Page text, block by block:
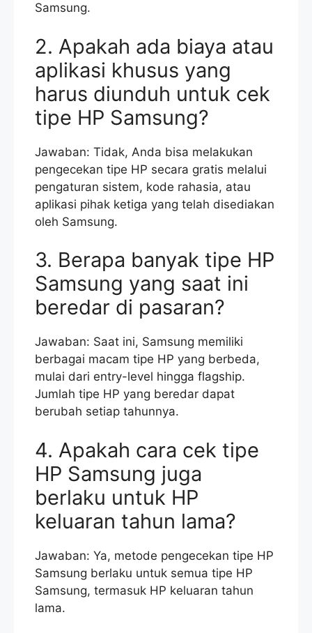
Samsung.
2. Apakah ada biaya atau
aplikasi khusus yang
harus diunduh untuk cek
tipe HP Samsung?
Jawaban: Tidak, Anda bisa melakukan
pengecekan tipe HP secara gratis melalui
pengaturan sistem, kode rahasia, atau
aplikasi pihak ketiga yang telah disediakan
oleh Samsung.
3. Berapa banyak tipe HP
Samsung yang saat ini
beredar di pasaran?
Jawaban: Saat ini, Samsung memiliki
berbagai macam tipe HP yang berbeda,
mulai dari entry-level hingga flagship.
Jumlah tipe HP yang beredar dapat
berubah setiap tahunnya.
4. Apakah cara cek tipe
HP Samsung juga
berlaku untuk HP
keluaran tahun lama?
Jawaban: Ya, metode pengecekan tipe HP
Samsung berlaku untuk semua tipe HP
Samsung, termasuk HP keluaran tahun
lama.